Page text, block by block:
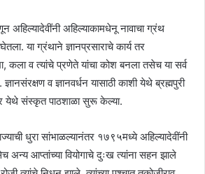
अहिल्यादेवींनी अहिल्याकामधेनू नावाचा ग्रंथ
या ग्रंथाने ज्ञानप्रसाराचे कार्य तर
कला व त्यांचे प्रणेते यांचा कोश बनला तसेच या सर्व
व ज्ञानवर्धन यासाठी काशी येथे ब्रह्मपुरी
येथे संस्कृत पाठशाळा सुरू केल्या.
धुरा सांभाळल्यानंतर १७९५मध्ये अहिल्यादेवींनी
अन्य आप्तांच्या वियोगाचे दुःख त्यांना सहन झाले